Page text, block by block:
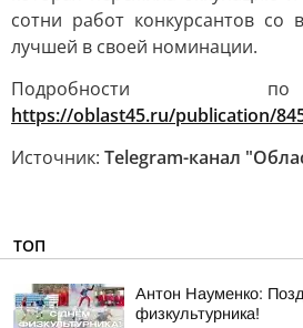
сотни работ конкурсантов со
лучшей в своей номинации.
Подробности
https://oblast45.ru/publication/
Источник: Telegram-канал
ТОП
Антон Науменко:
физкультурника!